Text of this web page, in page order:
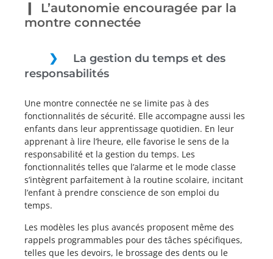
L’autonomie encouragée par la
montre connectée
La gestion du temps et des
responsabilités
Une montre connectée ne se limite pas à des
fonctionnalités de sécurité. Elle accompagne aussi les
enfants dans leur apprentissage quotidien. En leur
apprenant à lire l’heure, elle favorise le sens de la
responsabilité et la gestion du temps. Les
fonctionnalités telles que l’alarme et le mode classe
s’intègrent parfaitement à la routine scolaire, incitant
l’enfant à prendre conscience de son emploi du
temps.
Les modèles les plus avancés proposent même des
rappels programmables pour des tâches spécifiques,
telles que les devoirs, le brossage des dents ou le